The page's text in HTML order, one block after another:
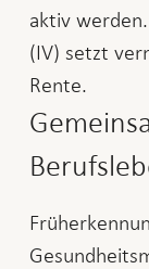
aktiv
(IV) setzt
Rente.